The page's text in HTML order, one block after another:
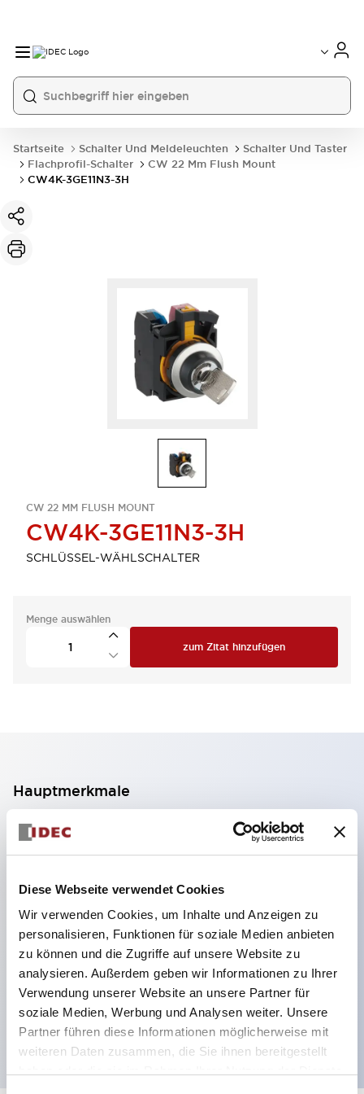
Diese Webseite verwendet Cookies
Wir verwenden Cookies, um Inhalte und Anzeigen zu
personalisieren, Funktionen für soziale Medien anbieten
zu können und die Zugriffe auf unsere Website zu
analysieren. Außerdem geben wir Informationen zu Ihrer
Verwendung unserer Website an unsere Partner für
soziale Medien, Werbung und Analysen weiter. Unsere
Partner führen diese Informationen möglicherweise mit
weiteren Daten zusammen, die Sie ihnen bereitgestellt
Startseite Schalter Und Meldeleuchten
Schalter Und Taster
Flachprofil-Schalter
CW 22 Mm Flush Mount
CW4K-3GE11N3-3H
CW 22 MM FLUSH MOUNT
CW4K-3GE11N3-3H
SCHLÜSSEL-WÄHLSCHALTER
Menge auswählen
zum Zitat hinzufügen
Hauptmerkmale
2-Kontakt-Block mit 2 Stufen, ermöglicht eine 4-
Kontakt-Konfiguration (Gewährleistung der
Isolierung zwischen den 2 Kontakten).
59,9 mm (※ 22-stufiger Kontaktblock).
Platzsparendes Design möglich.
Sicherheitsstruktur der 3. Generation: 2-Aktions-
Freisetzung, integrierter Schutz, IP20-
Fingerschutzstruktur